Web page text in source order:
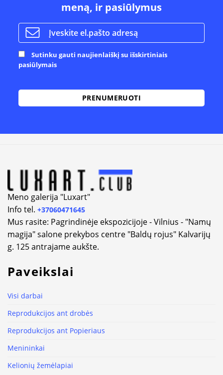
meną, ir pasiūlymus
Sutinku gauti naujienlaiškį su išskirtiniais
pasiūlymais
Meno galerija "Luxart"
Info tel. +37060471645
Mus rasite: Pagrindinėje ekspozicijoje - Vilnius - "Namų
magija" salone prekybos centre "Baldų rojus" Kalvarijų
g. 125 antrajame aukšte.
Paveikslai
Visi darbai
Reprodukcijos ant drobės
Reprodukcijos ant Popieriaus
Menininkai
Kelionių žemėlapiai